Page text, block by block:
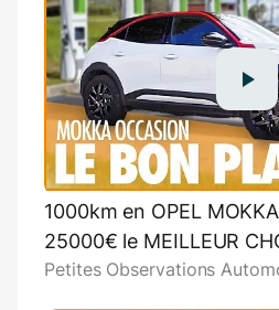
1000km en OPEL
25000€ le MEILLEUR
Petites Observations